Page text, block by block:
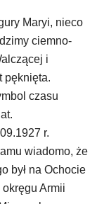
Maryi, nieco
ciemno-
i
pęknięta.
czasu
r.
wiadomo, że
był na Ochocie
okręgu Armii